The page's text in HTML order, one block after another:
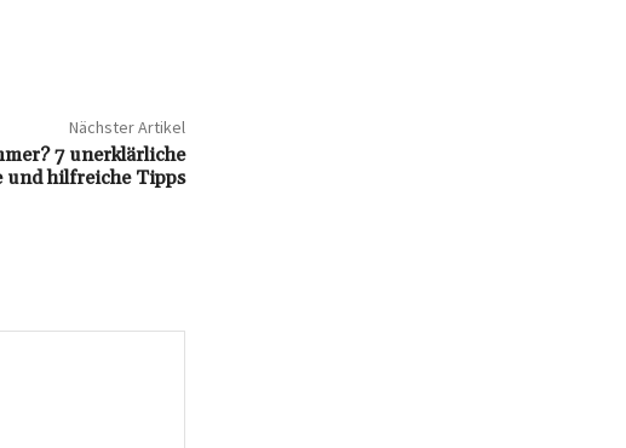
Nächster Artikel
7 unerklärliche
und hilfreiche Tipps